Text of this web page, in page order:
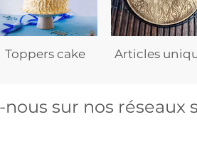
Toppers cake Articles
nous sur nos réseaux